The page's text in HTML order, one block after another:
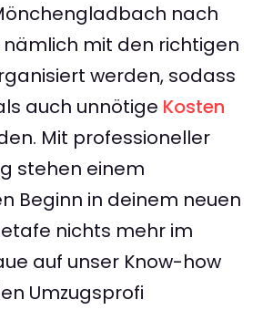
nach
mit den richtigen
werden, sodass
auch unnötige Kosten
Mit professioneller
stehen einem
Beginn in deinem neuen
nichts mehr im
auf unser Know-how
Umzugsprofi